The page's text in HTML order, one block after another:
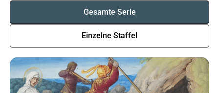
Gesamte Serie
Einzelne Staffel